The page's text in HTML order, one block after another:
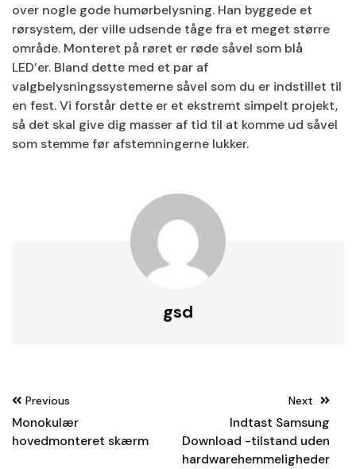
over nogle gode humørbelysning. Han byggede et
rørsystem, der ville udsende tåge fra et meget større
område. Monteret på røret er røde såvel som blå
LED’er. Bland dette med et par af
valgbelysningssystemerne såvel som du er indstillet til
en fest. Vi forstår dette er et ekstremt simpelt projekt,
så det skal give dig masser af tid til at komme ud såvel
som stemme før afstemningerne lukker.
gsd
Post
navigation
Previous
Monokulær
hovedmonteret skærm
Next
Indtast Samsung
Download -tilstand uden
hardwarehemmeligheder